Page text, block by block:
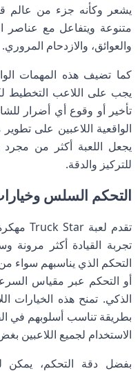
يشعر وكأنه جزء من عالم
متنوعة ويتفاعل مع عناصر
والعوائق، والازدحام المروري.
كما تضيف هذه المهمات
يجب على اللاعب التخطيط
تأخير أو وقوع أي أضرار
الواقعية اللاعبين على
يجعل اللعبة أكثر من مجرد
للتركيز والدقة.
التحكم السلس
تجربة القيادة أكثر مرونة
التحكم الذي يناسبهم سواء
أو التحكم عبر مقياس
الذكي. تمنح هذه الخيارات
بطريقة تناسب أسلوبهم في
الاستخدام لجميع اللاعبين
بفضل دقة التحكم، يمكن